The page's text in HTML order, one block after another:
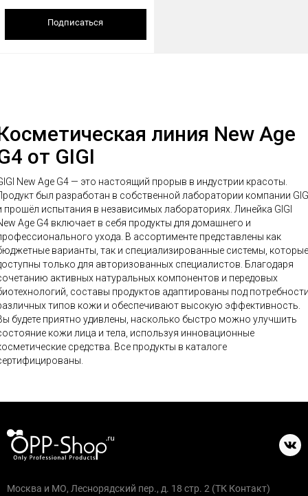
Подписаться
линия New Age
от GIGI
New Age G4 — это настоящий прорыв в индустрии красоты.
был разработан в собственной лаборатории компании
прошёл испытания в независимых лабораториях. Линейка GIGI
Age G4 включает в себя продукты для домашнего и
ухода. В ассортименте представлены как
варианты, так и специализированные системы, которые
только для авторизованных специалистов. Благодаря
активных натуральных компонентов и передовых
составы продуктов адаптированы под
типов кожи и обеспечивают высокую эффективность.
будете приятно удивлены, насколько быстро можно улучшить
кожи лица и тела, используя инновационные
средства. Все продукты в каталоге
Москва и МО, Леснорядский пер., д. 18 стр. 2 (ТК Контакт)